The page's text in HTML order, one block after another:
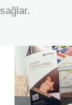
sağlar.